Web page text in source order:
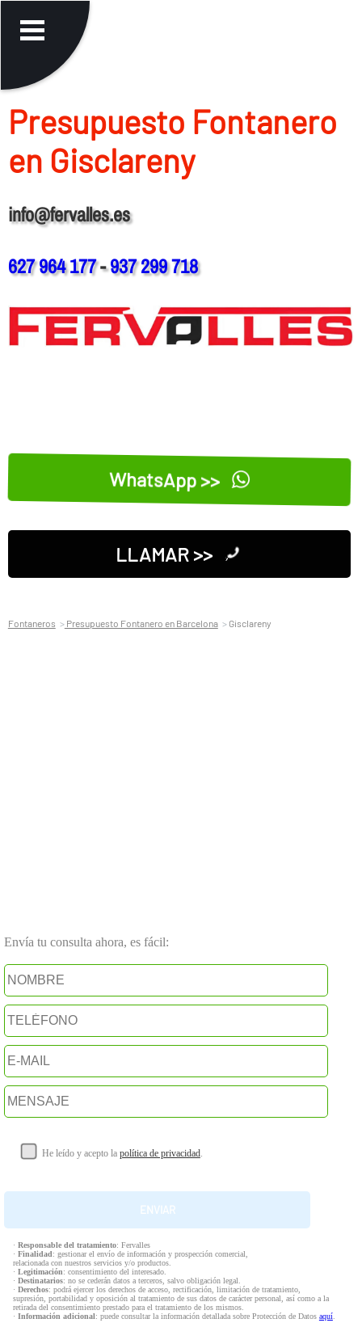
Presupuesto Fontanero
en Gisclareny
info@fervalles.es
627 964 177-937 299 718
WhatsApp >>
LLAMAR >>
Fontaneros Presupuesto Fontanero en Barcelona Gisclareny
Envía tu consulta ahora, es fácil:
He leído y acepto la política de privacidad.
· Responsable del tratamiento: Fervalles
· Finalidad: gestionar el envío de información y prospección comercial,
relacionada con nuestros servicios y/o productos.
· Legitimación: consentimiento del interesado.
· Destinatarios: no se cederán datos a terceros, salvo obligación legal.
· Derechos: podrá ejercer los derechos de acceso, rectificación, limitación de tratamiento,
supresión, portabilidad y oposición al tratamiento de sus datos de carácter personal, así como a la
retirada del consentimiento prestado para el tratamiento de los mismos.
· Información adicional: puede consultar la información detallada sobre Protección de Datos aquí.